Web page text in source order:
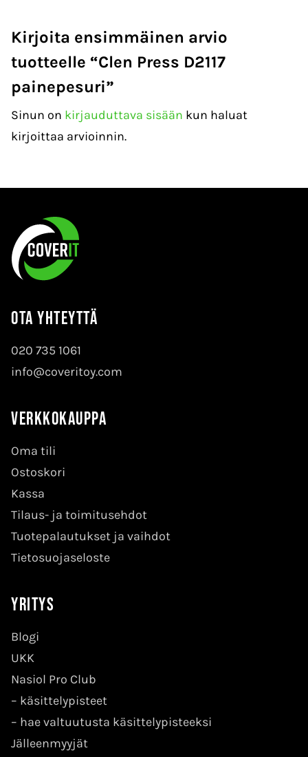
Kirjoita ensimmäinen arvio
tuotteelle “Clen Press D2117
painepesuri”
Sinun on kirjauduttava sisään kun haluat
kirjoittaa arvioinnin.
Ota yhteyttä
020 735 1061
info@coveritoy.com
Verkkokauppa
Oma tili
Ostoskori
Kassa
Tilaus- ja toimitusehdot
Tuotepalautukset ja vaihdot
Tietosuojaseloste
Yritys
Blogi
UKK
Nasiol Pro Club
– käsittelypisteet
– hae valtuutusta käsittelypisteeksi
Jälleenmyyjät